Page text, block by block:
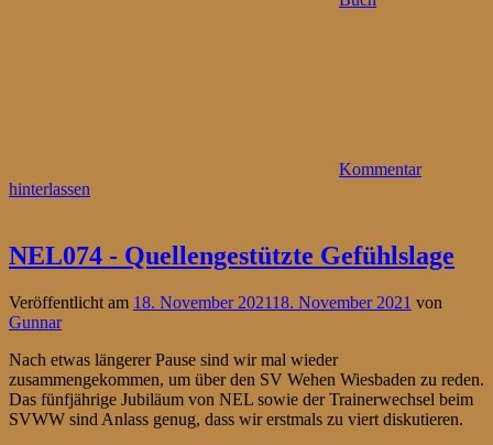
Kommentar
hinterlassen
NEL074 - Quellengestützte Gefühlslage
Veröffentlicht am 18. November 202118. November 2021 von
Gunnar
Nach etwas längerer Pause sind wir mal wieder
zusammengekommen, um über den SV Wehen Wiesbaden zu reden.
Das fünfjährige Jubiläum von NEL sowie der Trainerwechsel beim
SVWW sind Anlass genug, dass wir erstmals zu viert diskutieren.